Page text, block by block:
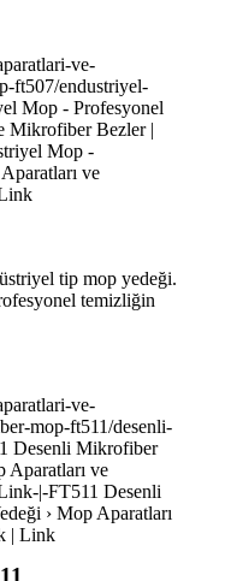
ve-
ft507/endustriyel-
Mop - Profesyonel
Mikrofiber Bezler |
Mop -
ve
tip mop yedeği.
temizliğin
ve-
mop-ft511/desenli-
Desenli Mikrofiber
Aparatları ve
|-FT511 Desenli
› Mop Aparatları
| Link